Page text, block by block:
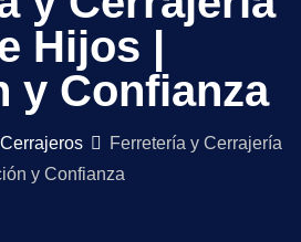
Hijos |
y Confianza
Cerrajeros
Ferretería y Cerrajería
y Confianza